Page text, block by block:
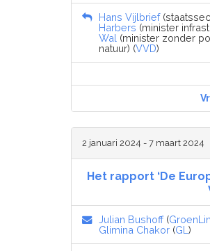
Hans Vijlbrief
Harbers (minister
Wal (minister zonder
natuur) (VVD)
2 januari 2024 - 7 maart 2024
Het rapport ‘De
Julian Bushoff(
Glimina Chakor (GL )